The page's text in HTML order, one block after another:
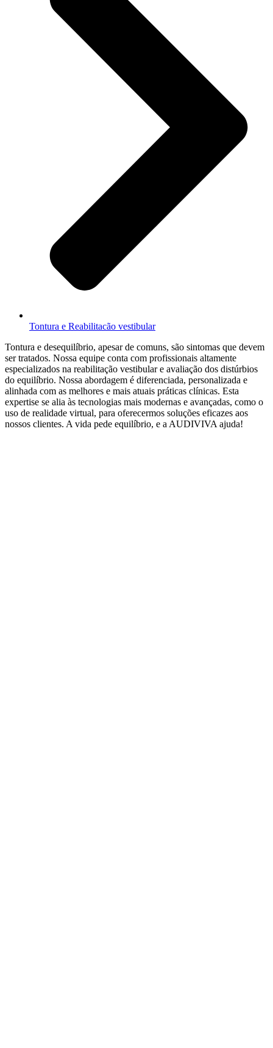
Tontura e Reabilitacão vestibular
Tontura e desequilíbrio, apesar de comuns, são sintomas que devem
ser tratados. Nossa equipe conta com profissionais altamente
especializados na reabilitação vestibular e avaliação dos distúrbios
do equilíbrio. Nossa abordagem é diferenciada, personalizada e
alinhada com as melhores e mais atuais práticas clínicas. Esta
expertise se alia às tecnologias mais modernas e avançadas, como o
uso de realidade virtual, para oferecermos soluções eficazes aos
nossos clientes. A vida pede equilíbrio, e a AUDIVIVA ajuda!